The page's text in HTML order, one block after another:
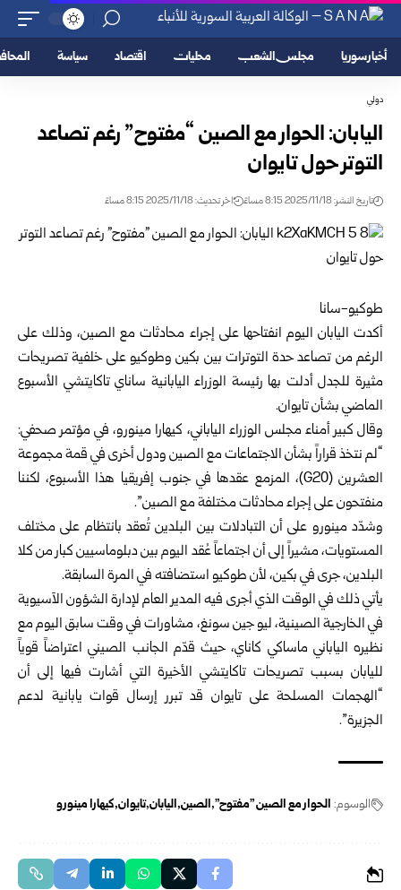
أخبار سوريا مجلس الشعب محليات اقتصاد سياسة
دولي
اليابان: الحوار مع الصين “مفتوح” رغم تصاعد
التوتر حول تايوان
تاريخ النشر: 2025/11/18 8:15 مساءً اخر تحديث: 2025/11/18 8:15 مساءً
طوكيو-سانا
أكدت اليابان اليوم انفتاحها على إجراء محادثات مع الصين، وذلك على
الرغم من تصاعد حدة التوترات بين بكين وطوكيو على خلفية تصريحات
مثيرة للجدل أدلت بها رئيسة الوزراء اليابانية ساناي تاكايتشي الأسبوع
الماضي بشأن تايوان.
وقال كبير أمناء مجلس الوزراء الياباني، كيهارا مينورو، في مؤتمر صحفي:
“لم نتخذ قراراً بشأن الاجتماعات مع الصين ودول أخرى في قمة مجموعة
العشرين (G20)، المزمع عقدها في جنوب إفريقيا هذا الأسبوع، لكننا
منفتحون على إجراء محادثات مختلفة مع الصين”.
وشدّد مينورو على أن التبادلات بين البلدين تُعقد بانتظام على مختلف
المستويات، مشيراً إلى أن اجتماعاً عُقد اليوم بين دبلوماسيين كبار من كلا
البلدين، جرى في بكين، لأن طوكيو استضافته في المرة السابقة.
يأتي ذلك في الوقت الذي أجرى فيه المدير العام لإدارة الشؤون الآسيوية
في الخارجية الصينية، ليو جين سونغ، مشاورات في وقت سابق اليوم مع
نظيره الياباني ماساكي كاناي، حيث قدّم الجانب الصيني اعتراضاً قوياً
لليابان بسبب تصريحات تاكايتشي الأخيرة التي أشارت فيها إلى أن
“الهجمات المسلحة على تايوان قد تبرر إرسال قوات يابانية لدعم
الجزيرة”.
الوسوم: الحوار مع الصين "مفتوح" الصين اليابان تايوان كيهارا مينورو